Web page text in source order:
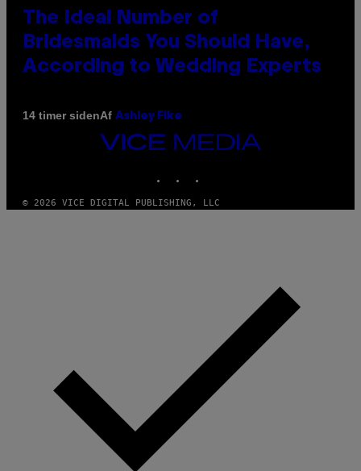
The Ideal Number of
Bridesmaids You Should Have,
According to Wedding Experts
14 timer sidenAf Ashley Fike
VICE
MEDIA
© 2026 VICE DIGITAL PUBLISHING, LLC